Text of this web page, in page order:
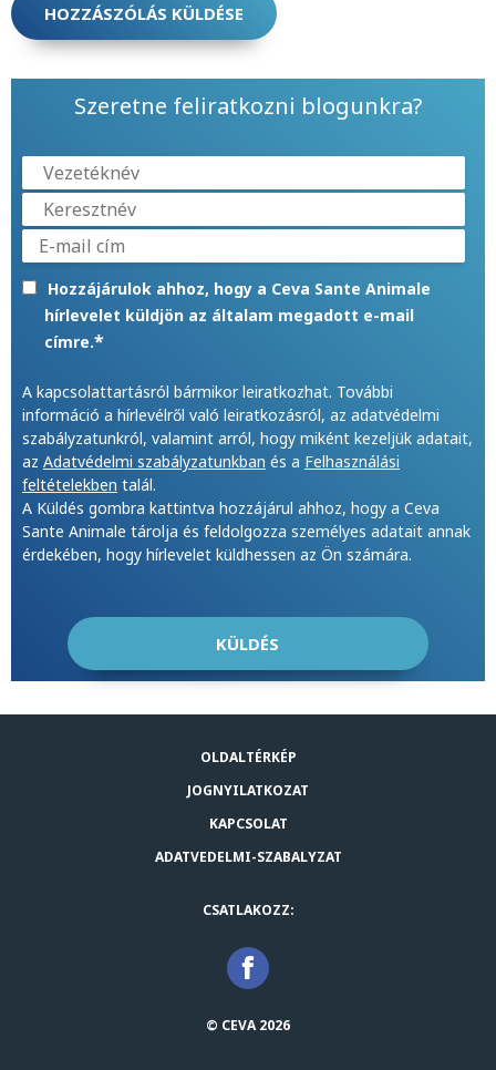
Szeretne feliratkozni blogunkra?
Hozzájárulok ahhoz, hogy a Ceva Sante Animale
hírlevelet küldjön az általam megadott e-mail
címre.*
A kapcsolattartásról bármikor leiratkozhat. További
információ a hírlevélről való leiratkozásról, az adatvédelmi
szabályzatunkról, valamint arról, hogy miként kezeljük adatait,
az Adatvédelmi szabályzatunkban és a Felhasználási
feltételekben talál.
A Küldés gombra kattintva hozzájárul ahhoz, hogy a Ceva
Sante Animale tárolja és feldolgozza személyes adatait annak
érdekében, hogy hírlevelet küldhessen az Ön számára.
OLDALTÉRKÉP
JOGNYILATKOZAT
KAPCSOLAT
ADATVEDELMI-SZABALYZAT
CSATLAKOZZ:
© CEVA 2026